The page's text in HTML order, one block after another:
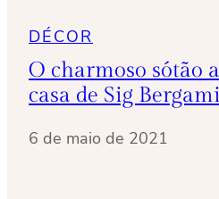
DÉCOR
O charmoso sótão
casa de Sig
6 de maio de 2021